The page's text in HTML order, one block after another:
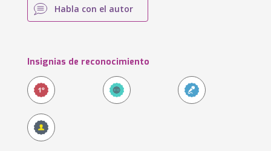
Habla con el autor
Insignias de reconocimiento